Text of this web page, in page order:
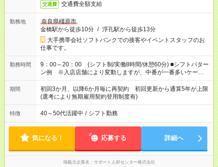
交通費 交通費全額支給
勤務地
奈良県橿原市
金橋駅から徒歩10分 / 浮孔駅から徒歩13分
大手携帯会社ソフトバンクでの接客やイベントスタッフのお
仕事です。
勤務時間
9：00～20：00 (シフト制/実働8時間/休憩60分) ■シフトパター
ン例 ※入店店舗により変動しますが、中番が一番多いケースで
す。 ・早番：9：00～18：00 ・中番：10：00～19：00 ・遅
番：11：00～20：00
期間
初回3か月、以降6か月毎に再契約 初回更新から通算5年が上限
(選考により無期雇用契約登用制度有)
特徴 40～50代活躍中 / シフト勤務
気になる！ 応募する 詳細へ
掲載元企業名 サポート人材センター株式会社